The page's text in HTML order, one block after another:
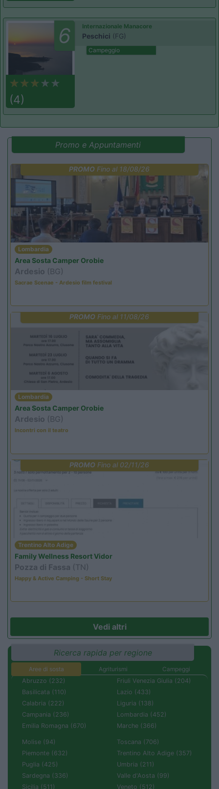
6
(4)
Internazionale Manacore
Peschici (FG)
Campeggio
Promo e Appuntamenti
PROMO Fino al 18/08/26
Lombardia
Area Sosta Camper Orobie
Ardesio (BG)
Sacrae Scenae - Ardesio film festival
PROMO Fino al 11/08/26
Lombardia
Area Sosta Camper Orobie
Ardesio (BG)
Incontri con il teatro
PROMO Fino al 02/11/26
Trentino Alto Adige
Family Wellness Resort Vidor
Pozza di Fassa (TN)
Happy & Active Camping - Short Stay
Vedi altri
Ricerca rapida per regione
Aree di sosta Agriturismi
Campeggi
Abruzzo (232)
Basilicata (110)
Calabria (222)
Campania (236)
Emilia Romagna (670)
Friuli Venezia Giulia (204)
Lazio (433)
Liguria (138)
Lombardia (452)
Marche (366)
Molise (94)
Piemonte (632)
Puglia (425)
Sardegna (336)
Sicilia (511)
Toscana (706)
Trentino Alto Adige (357)
Umbria (211)
Valle d'Aosta (99)
Veneto (512)